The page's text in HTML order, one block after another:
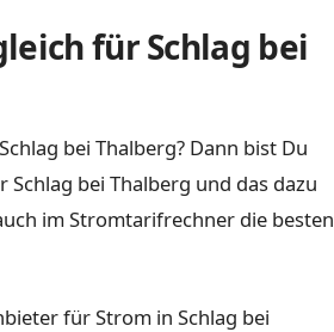
für Schlag bei
bei Thalberg? Dann bist Du
bei Thalberg und das dazu
im Stromtarifrechner die besten
für Strom in Schlag bei